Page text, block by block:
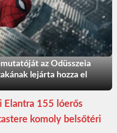
az Odüsszeia
lejárta hozza el
Elantra 155 lóerős
komoly belsőtéri